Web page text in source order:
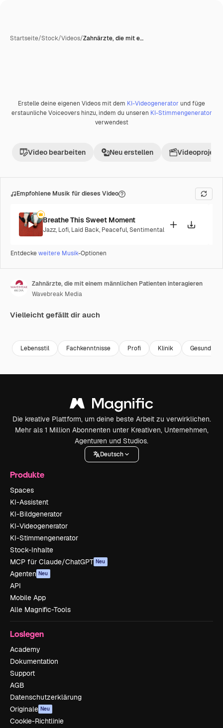
Startseite/Stock/Videos/Zahnärzte, die mit e…
Premium
Erstelle deine eigenen Videos mit dem KI-Videogenerator und füge
erstaunliche Voiceovers hinzu, indem du unseren KI-Stimmengenerator
verwendest
Video bearbeiten Neu erstellen Videoprojekt
Empfohlene Musik für dieses Video
Breathe This Sweet Moment
Jazz, Lofi, Laid Back, Peaceful,Sentimental
Entdeckeweitere Musik-Optionen
Zahnärzte, die mit einem männlichen Patienten interagieren
Wavebreak Media
Vielleicht gefällt dir auch
Lebensstil Fachkenntnisse Profi Klinik
Die kreative Plattform, um deine beste Arbeit zu verwirklichen.
Mehr als 1 Million Abonnenten unter Kreativen, Unternehmen,
Agenturen und Studios.
Deutsch
Produkte
Spaces
KI-Assistent
KI-Bildgenerator
KI-Videogenerator
KI-Stimmengenerator
Stock-Inhalte
MCP für Claude/ChatGPT Neu
Agenten Neu
API
Mobile App
Alle Magnific-Tools
Loslegen
Academy
Dokumentation
Support
AGB
Datenschutzerklärung
Originale Neu
Cookie-Richtlinie